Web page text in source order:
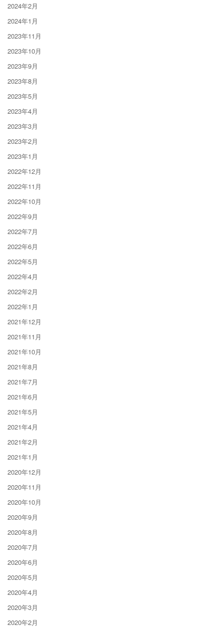
2024年2月
2024年1月
2023年11月
2023年10月
2023年9月
2023年8月
2023年5月
2023年4月
2023年3月
2023年2月
2023年1月
2022年12月
2022年11月
2022年10月
2022年9月
2022年7月
2022年6月
2022年5月
2022年4月
2022年2月
2022年1月
2021年12月
2021年11月
2021年10月
2021年8月
2021年7月
2021年6月
2021年5月
2021年4月
2021年2月
2021年1月
2020年12月
2020年11月
2020年10月
2020年9月
2020年8月
2020年7月
2020年6月
2020年5月
2020年4月
2020年3月
2020年2月